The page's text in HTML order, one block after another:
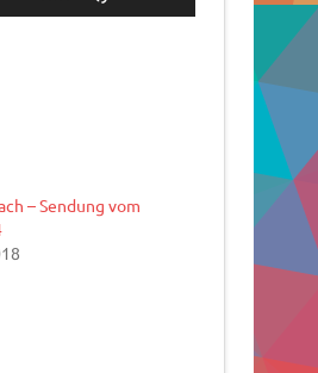
Hoch/Runter
– Sendung vom